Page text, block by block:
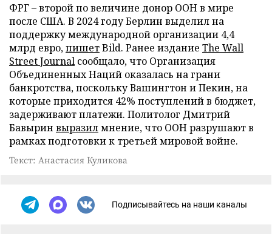
ФРГ – второй по величине донор ООН в мире
после США. В 2024 году Берлин выделил на
поддержку международной организации 4,4
млрд евро,пишетBild. Ранее издание The Wall
Street Journal сообщало, что Организация
Объединенных Наций оказалась на грани
банкротства, поскольку Вашингтон и Пекин, на
которые приходится 42% поступлений в бюджет,
задерживают платежи. Политолог Дмитрий
Бавырин выразилмнение, что ООН разрушают в
рамках подготовки к третьей мировой войне.
Текст: Анастасия Куликова
Подписывайтесь на наши каналы